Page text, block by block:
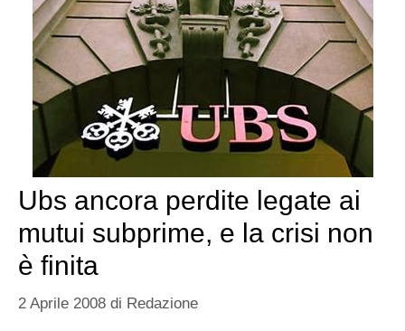
Ubs ancora perdite legate ai
mutui subprime, e la crisi non
è finita
2 Aprile 2008 di Redazione